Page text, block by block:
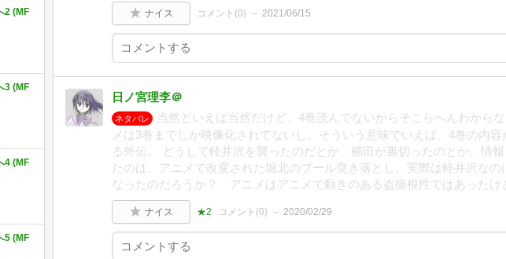
2 (MF
3 (MF
4 (MF
5 (MF
ナイス コメント(0) 2021/06/15
日ノ宮理李＠
ネタバレ
当然といえば当然だけど、4巻読んでないからそこらへんわから
メは3巻までしか映像化されてないし。そういう意味でいえば、4巻の内容
る外伝。 どうして軽井沢を襲ったのだとか、櫛田が裏切ったのとか。情
たのは、アニメで改変された堀北のプール突き落とし。実際は軽井沢なの
なったのだろうか？ アニメはアニメで動きのある盗撮根性ではあったけ
ナイス ★2 コメント(0) 2020/02/29